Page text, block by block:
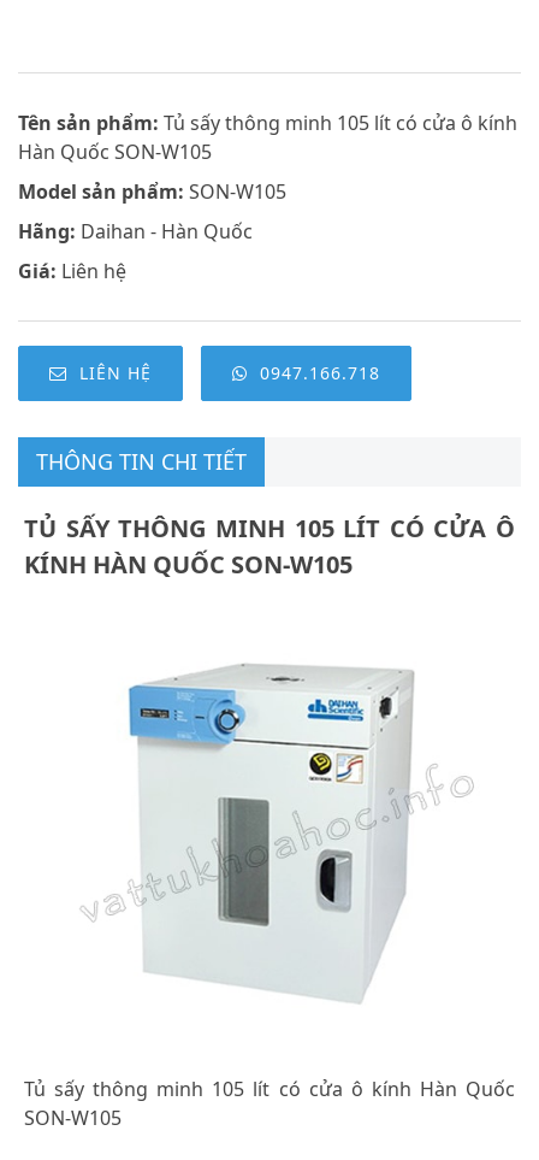
Tên sản phẩm: Tủ sấy thông minh 105 lít có cửa ô kính
Hàn Quốc SON-W105
Model sản phẩm: SON-W105
Hãng: Daihan - Hàn Quốc
Giá: Liên hệ
LIÊN HỆ 0947.166.718
THÔNG TIN CHI TIẾT
TỦ SẤY THÔNG MINH 105 LÍT CÓ CỬA Ô
KÍNH HÀN QUỐC SON-W105
Tủ sấy thông minh 105 lít có cửa ô kính Hàn Quốc
SON-W105